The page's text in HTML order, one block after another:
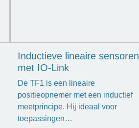
Inductieve lineaire sensoren
met IO-Link
De TF1 is een lineaire
positieopnemer met een inductief
meetprincipe. Hij ideaal voor
toepassingen…